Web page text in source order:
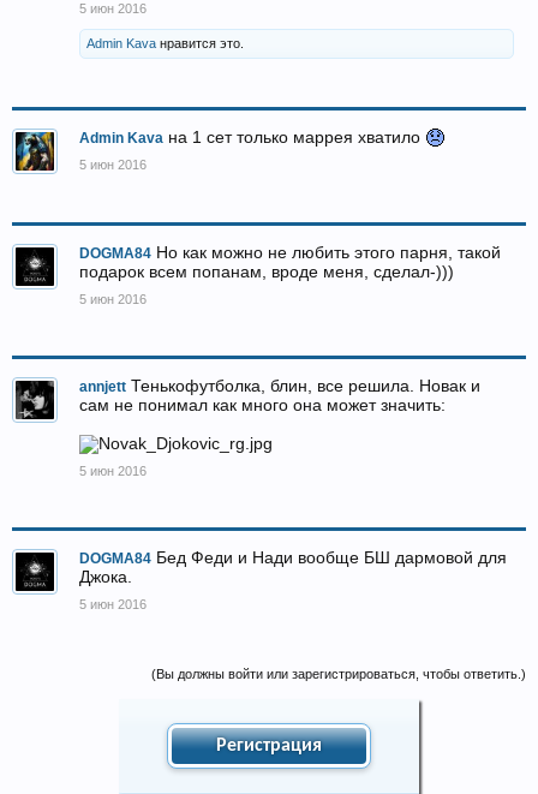
5 июн 2016
Admin Kava нравится это.
Admin Kava на 1 сет только маррея хватило
5 июн 2016
DOGMA84 Но как можно не любить этого парня, такой
подарок всем попанам, вроде меня, сделал-)))
5 июн 2016
annjett Тенькофутболка, блин, все решила. Новак и
сам не понимал как много она может значить:
5 июн 2016
DOGMA84 Бед Феди и Нади вообще БШ дармовой для
Джока.
5 июн 2016
(Вы должны войти или зарегистрироваться, чтобы ответить.)
Регистрация